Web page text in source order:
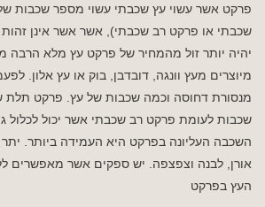
פרקט אשר עשוי עץ שכבתי עשוי מספר שכבות
שכבתי או פרקט רב שכבתי), אשר אשר אינן זהות
יהיה יותר זול מהמחיר של פרקט עץ מלא הרבה
מיוצרים מעץ וונגה, דובדבן, בוק או עץ אלון.
מנסורת דחוסה וכמה שכבות של עץ. פרקט תלת
שכבות לעומת פרקט רב שכבתי אשר יכול לכלול
השכבה העליונה בפרקט היא העמידה ביותר.
אורן, לבנה וצפצפה. יש ספקים אשר מאפשרים
העץ בפרקט